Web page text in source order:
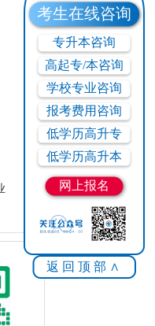
考生在线咨询
专升本咨询
高起专/本咨询
学校专业咨询
报考费用咨询
低学历高升专
低学历高升本
网上报名
返回顶部∧